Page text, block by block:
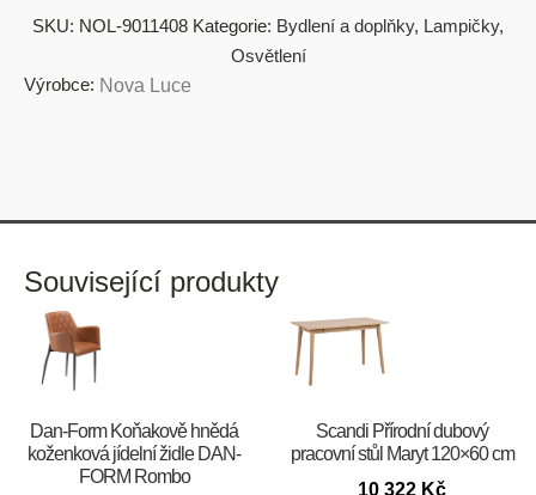
SKU: NOL-9011408 Kategorie: Bydlení a doplňky, Lampičky,
Osvětlení
Výrobce: Nova Luce
Související produkty
​​​​​Dan-Form Koňakově hnědá
koženková jídelní židle DAN-
FORM Rombo
Scandi Přírodní dubový
pracovní stůl Maryt 120×60 cm
10 322 Kč